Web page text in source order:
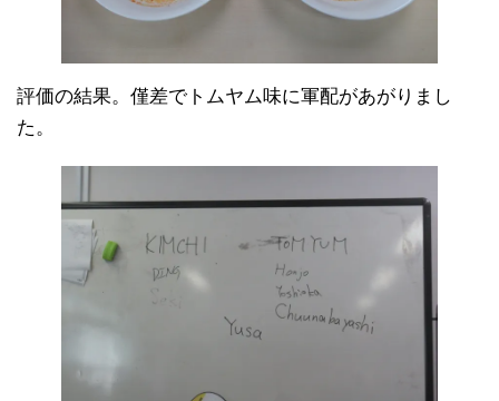
評価の結果。僅差でトムヤム味に軍配があがりまし
た。